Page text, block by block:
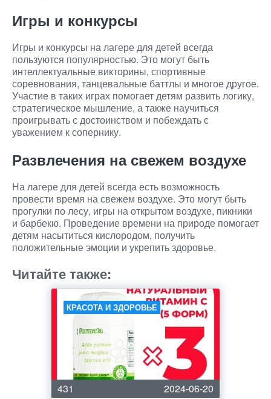
Игры и конкурсы
Игры и конкурсы на лагере для детей всегда
пользуются популярностью. Это могут быть
интеллектуальные викторины, спортивные
соревнования, танцевальные баттлы и многое другое.
Участие в таких играх помогает детям развить логику,
стратегическое мышление, а также научиться
проигрывать с достоинством и побеждать с
уважением к сопернику.
Развлечения на свежем воздухе
На лагере для детей всегда есть возможность
провести время на свежем воздухе. Это могут быть
прогулки по лесу, игры на открытом воздухе, пикники
и барбекю. Проведение времени на природе помогает
детям насытиться кислородом, получить
положительные эмоции и укрепить здоровье.
Читайте также:
КРАСОТА И ЗДОРОВЬЕ
431 2024-06-20